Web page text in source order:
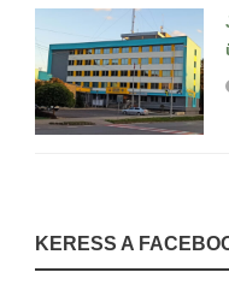
KERESS A